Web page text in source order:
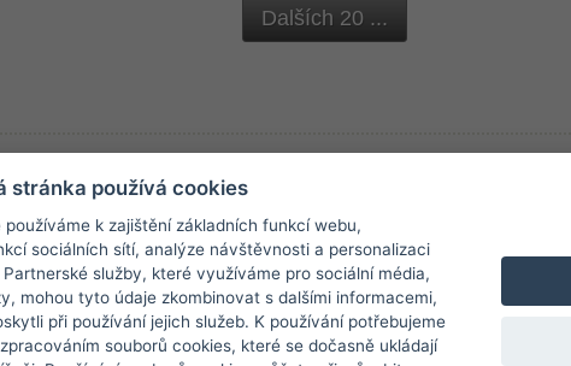
Dalších 20 ...
Informace
Kontakt a prodejna
Články, novinky
Doprava a platba
Sledování zásilek
Obchodní podmínky
Obchodní podmínky
Ochrana osobních údajů
Reklamace
Odstoupení od kupní smlouvy
Chcete
stránka používá cookies
používáme k zajištění základních funkcí webu,
sociálních sítí, analýze návštěvnosti a personalizaci
služby, které využíváme pro sociální média,
mohou tyto údaje zkombinovat s dalšími informacemi,
při používání jejich služeb. K používání potřebujeme
souborů cookies, které se dočasně ukládají